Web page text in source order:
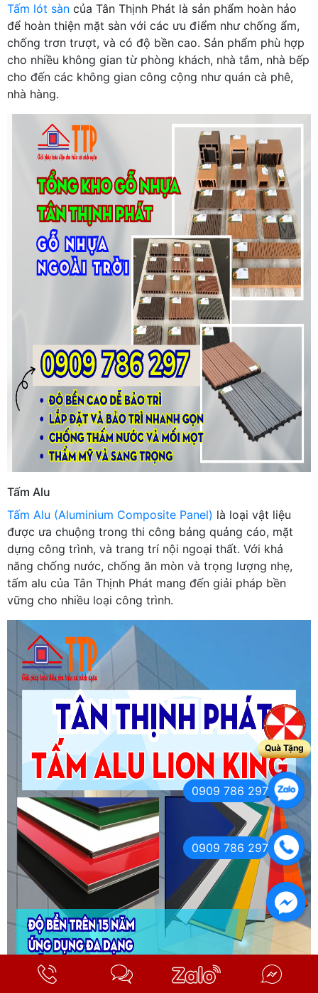
Tấm lót sàn của Tân Thịnh Phát là sản phẩm hoàn hảo
để hoàn thiện mặt sàn với các ưu điểm như chống ẩm,
chống trơn trượt, và có độ bền cao. Sản phẩm phù hợp
cho nhiều không gian từ phòng khách, nhà tắm, nhà bếp
cho đến các không gian công cộng như quán cà phê,
nhà hàng.
Tấm Alu
Tấm Alu (Aluminium Composite Panel) là loại vật liệu
được ưa chuộng trong thi công bảng quảng cáo, mặt
dựng công trình, và trang trí nội ngoại thất. Với khả
năng chống nước, chống ăn mòn và trọng lượng nhẹ,
tấm alu của Tân Thịnh Phát mang đến giải pháp bền
vững cho nhiều loại công trình.
Quà Tặng
0909 786 297
0909 786 297